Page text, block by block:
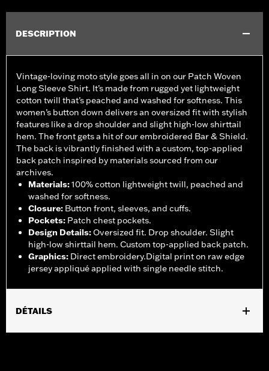
DESCRIPTION
Vintage-loving moto style goes all in on our Patch Woven
Long Sleeve Shirt. It’s made from rugged yet lightweight
cotton twill that’s peached and washed for softness. This
women’s button down delivers an oversized fit with stylish
features like a drop shoulder and slight high-low shirttail
hem. The front gets a hit of our embroidered Bar & Shield.
The back is vibrantly finished with a custom, top-applied
back patch inspired by materials sourced from our
archives.
Materials:100% cotton lightweight twill, peached and
washed for softness.
Closure: Button front, sleeves, and cuffs.
Pockets: Patch chest pockets.
Design Details:Oversized fit. Drop shoulder. Slight
high-low shirttail hem. Custom top-applied back patch.
Graphics: Direct embroidery.Digital print on raw edge
jersey appliqué applied with single needle stitch.
DÉTAILS